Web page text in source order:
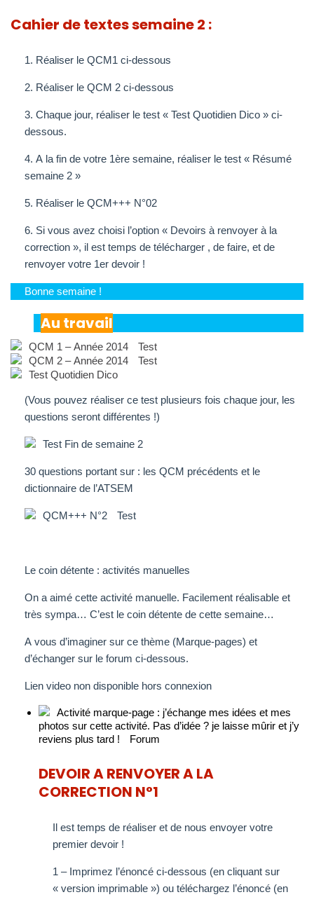
Cahier de textes semaine 2 :
1. Réaliser le QCM1 ci-dessous
2. Réaliser le QCM 2 ci-dessous
3. Chaque jour, réaliser le test « Test Quotidien Dico » ci-
dessous.
4. A la fin de votre 1ère semaine, réaliser le test « Résumé
semaine 2 »
5. Réaliser le QCM+++ N°02
6. Si vous avez choisi l’option « Devoirs à renvoyer à la
correction », il est temps de télécharger , de faire, et de
renvoyer votre 1er devoir !
Bonne semaine !
Au travail
QCM 1 – Année 2014
Test
QCM 2 – Année 2014
Test
Test Quotidien Dico
(Vous pouvez réaliser ce test plusieurs fois chaque jour, les
questions seront différentes !)
Test Fin de semaine 2
30 questions portant sur : les QCM précédents et le
dictionnaire de l’ATSEM
QCM+++ N°2 Test
Le coin détente : activités manuelles
On a aimé cette activité manuelle. Facilement réalisable et
très sympa… C’est le coin détente de cette semaine…
A vous d’imaginer sur ce thème (Marque-pages) et
d’échanger sur le forum ci-dessous.
Lien video non disponible hors connexion
Activité marque-page : j’échange mes idées et mes
photos sur cette activité. Pas d’idée ? je laisse mûrir et j’y
reviens plus tard !
Forum
DEVOIR A RENVOYER A LA
CORRECTION N°1
Il est temps de réaliser et de nous envoyer votre
premier devoir !
1 – Imprimez l’énoncé ci-dessous (en cliquant sur
« version imprimable ») ou téléchargez l’énoncé (en